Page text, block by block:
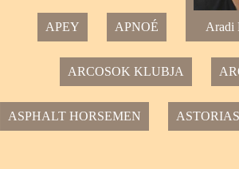
APEY APNOÉ Aradi
ARCOSOK KLUBJA
ASPHALT HORSEMEN ASTORIAS